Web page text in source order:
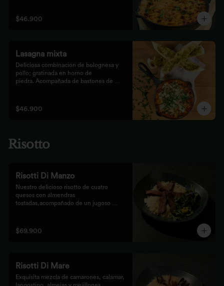
$46.900
Lasagna mixta
Deliciosa combinación de bolognesa y
pollo; gratinada en horno de
piedra. Acompañada de bastones de
$46.900
Risotto
Risotti Di Manzo
Nuestro delicioso risotto de cuatro
quesos con almendras
tostadas,acompañado de un jugoso
$69.900
Risotti Di Mare
Exquisita mezcla de camarones, calamar,